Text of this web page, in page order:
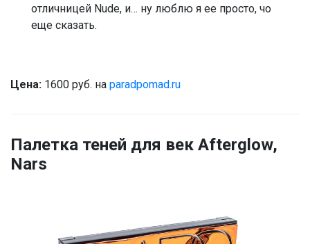
отличницей Nude, и… ну люблю я ее просто, чо
еще сказать.
Цена: 1600 руб. на paradpomad.ru
Палетка теней для век Afterglow,
Nars